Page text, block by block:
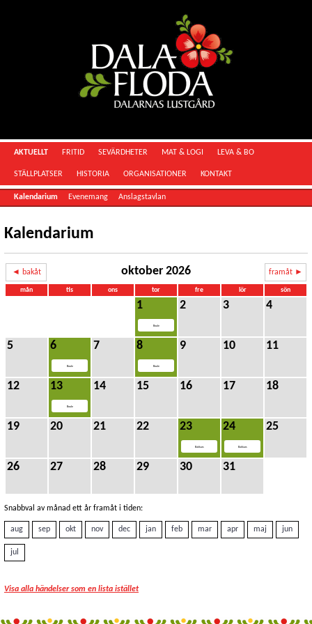
AKTUELLT FRITID SEVÄRDHETER MAT & LOGI LEVA & BO
STÄLLPLATSER HISTORIA ORGANISATIONER KONTAKT
Kalendarium Evenemang Anslagstavlan
Kalendarium
◄ bakåt oktober 2026 framåt ►
mån tis ons tor fre lör sön
1
Boule
2 3 4
5 6
Boule
7 8
Boule
9 10 11
12 13
Boule
14 15 16 17 18
19 20 21 22 23
Bakkurs
24
Bakkurs
25
26 27 28 29 30 31
Snabbval av månad ett år framåt i tiden:
aug sep okt nov dec jan feb mar apr maj jun
jul
Visa alla händelser som en lista istället